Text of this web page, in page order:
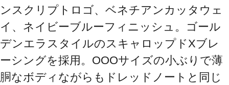
ンスクリプトロゴ、ベネチアンカッタウェ
イ、ネイビーブルーフィニッシュ。ゴール
デンエラスタイルのスキャロップドXブレ
ーシングを採用。OOOサイズの小ぶりで薄
胴なボディながらもドレッドノートと同じ